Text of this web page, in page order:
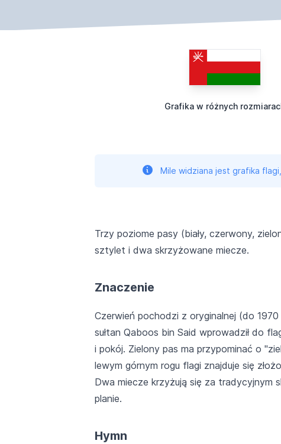
Grafika w różnych
Mile widziana jest grafika
Trzy poziome pasy (biały, czerwony,
sztylet i dwa skrzyżowane miecze.
Znaczenie
Czerwień pochodzi z oryginalnej (do
sułtan Qaboos bin Said wprowadził do
i pokój. Zielony pas ma przypominać o
lewym górnym rogu flagi znajduje się
Dwa miecze krzyżują się za tradycyjnym
planie.
Hymn